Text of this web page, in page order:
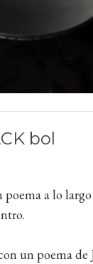
bol
poema a lo
un poema de